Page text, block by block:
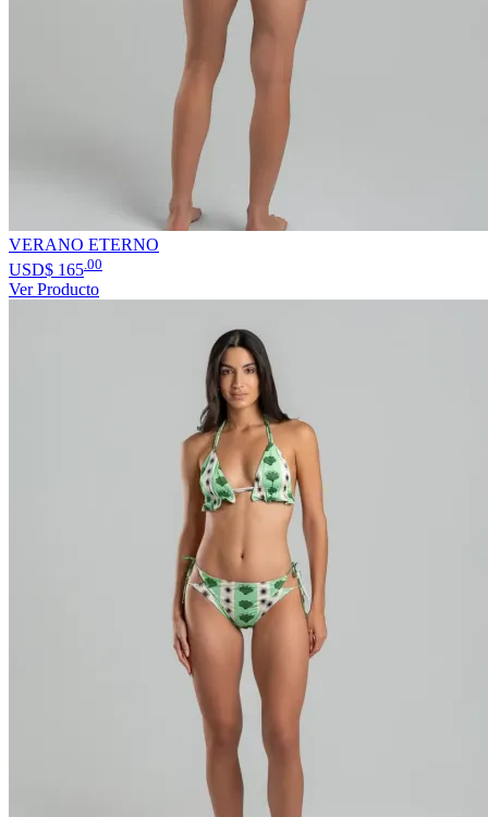
VERANO ETERNO
USD$ 165 .00
Ver Producto